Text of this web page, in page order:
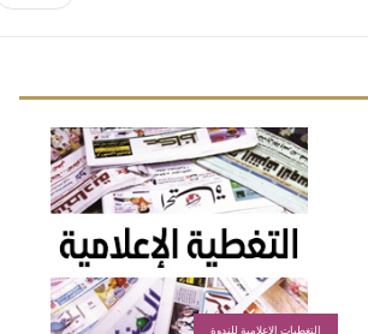
التغطيات الإعلامية للندوة